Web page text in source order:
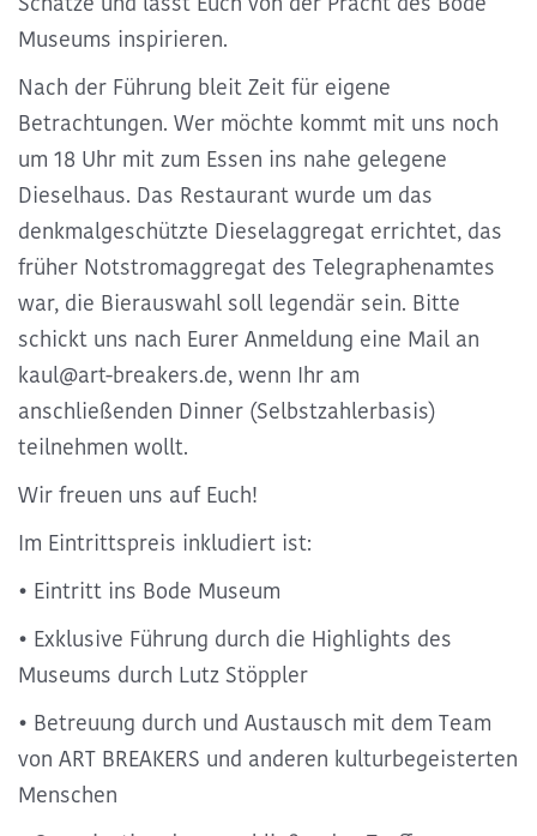
Museums inspirieren.
Nach der Führung bleit Zeit für eigene
Betrachtungen. Wer möchte kommt mit uns noch
um 18 Uhr mit zum Essen ins nahe gelegene
Dieselhaus. Das Restaurant wurde um das
denkmalgeschützte Dieselaggregat errichtet, das
früher Notstromaggregat des Telegraphenamtes
war, die Bierauswahl soll legendär sein. Bitte
schickt uns nach Eurer Anmeldung eine Mail an
kaul@art-breakers.de, wenn Ihr am
anschließenden Dinner (Selbstzahlerbasis)
teilnehmen wollt.
Wir freuen uns auf Euch!
Im Eintrittspreis inkludiert ist:
• Eintritt ins Bode Museum
• Exklusive Führung durch die Highlights des
Museums durch Lutz Stöppler
• Betreuung durch und Austausch mit dem Team
von ART BREAKERS und anderen kulturbegeisterten
Menschen